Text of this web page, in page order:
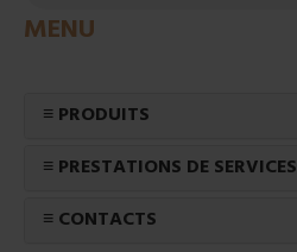
MENU
≡ PRODUITS
≡ PRESTATIONS DE SERVICES
≡ CONTACTS